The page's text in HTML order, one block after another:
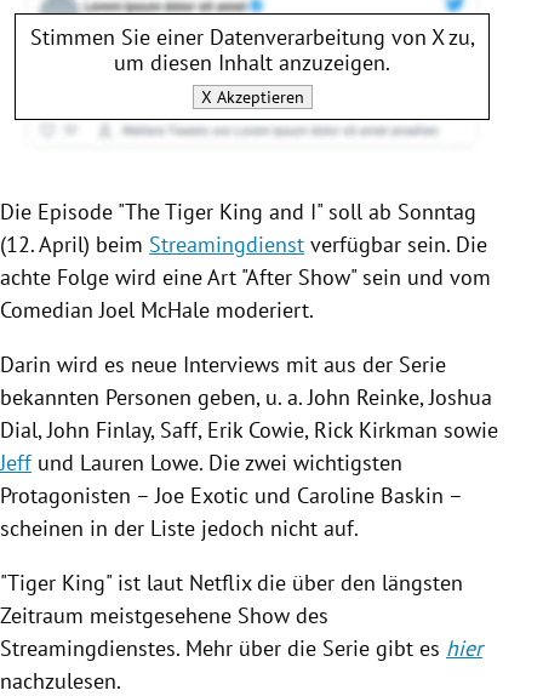
Stimmen Sie einer Datenverarbeitung von Xzu,
um diesen Inhalt anzuzeigen.
X Akzeptieren
Die Episode "TheTiger King and I" soll ab Sonntag
(12. April) beim Streamingdienst verfügbar sein. Die
achte Folge wird eine Art "After Show" sein und vom
Comedian Joel McHale moderiert.
Darin wird es neue Interviews mit aus der Serie
bekannten Personen geben, u. a. John Reinke, Joshua
Dial, John Finlay, Saff, Erik Cowie, Rick Kirkman sowie
Jeffund Lauren Lowe. Die zwei wichtigsten
Protagonisten – Joe Exotic und Caroline Baskin –
scheinen in der Liste jedoch nicht auf.
"Tiger King" ist laut Netflixdie über den längsten
Zeitraum meistgesehene Show des
Streamingdienstes. Mehr über die Serie gibt es hier
nachzulesen.